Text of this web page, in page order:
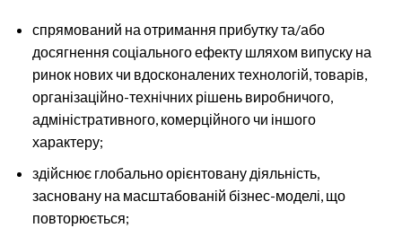
спрямований на отримання прибутку та/або
досягнення соціального ефекту шляхом випуску на
ринок нових чи вдосконалених технологій, товарів,
організаційно-технічних рішень виробничого,
адміністративного, комерційного чи іншого
характеру;
здійснює глобально орієнтовану діяльність,
засновану на масштабованій бізнес-моделі, що
повторюється;